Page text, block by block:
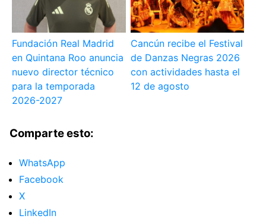
Fundación Real Madrid
en Quintana Roo anuncia
nuevo director técnico
para la temporada
2026-2027
Cancún recibe el Festival
de Danzas Negras 2026
con actividades hasta el
12 de agosto
Comparte esto:
WhatsApp
Facebook
X
LinkedIn